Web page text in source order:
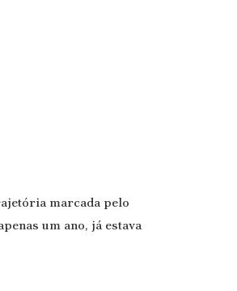
marcada pelo
um ano, já estava